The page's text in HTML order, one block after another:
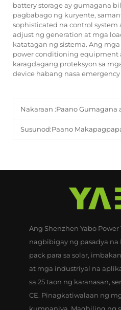
battery storage ay gumagana
pagbabago ng kuryente,
sophisticated na control
adjust ng generation at mga
katatagan ng sistema. Ang
power conditioning equipment
karagdagang proteksyon sa
device habang nasa emergency
Nakaraan :Paano Gumagana ang isang
Susunod:Paano Makapagpapabuti ang Pagsusuri sa
Ang Shenzhen Yabo Power
nagbibigay ng pasadya na
pack para sa solar,
at mga industriyal na
sa 25 taon ng karanasan,
CE. Pinagkatiwalaan ng